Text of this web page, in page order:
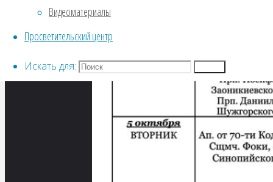
Видеоматериалы
Просветительский центр
Искать для: